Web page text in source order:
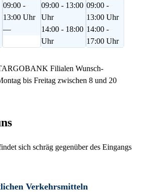
09:00 -
13:00 Uhr
—
09:00 - 13:00
Uhr
14:00 - 18:00
Uhr
09:00 -
13:00 Uhr
14:00 -
17:00 Uhr
Filialen Wunsch-
bis Freitag zwischen 8 und 20
sich schräg gegenüber des Eingangs
Verkehrsmitteln